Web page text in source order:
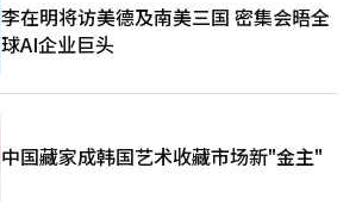
李在明将访美德及南美三国 密集会晤全
球AI企业巨头
中国藏家成韩国艺术收藏市场新"金主"